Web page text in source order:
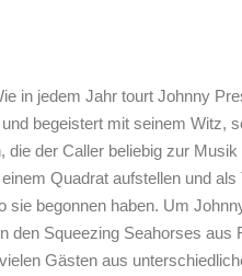
in jedem Jahr tourt Johnny
begeistert mit seinem Witz,
die der Caller beliebig zur
Quadrat aufstellen und
sie begonnen haben. Um
den Squeezing Seahorses
Gästen aus